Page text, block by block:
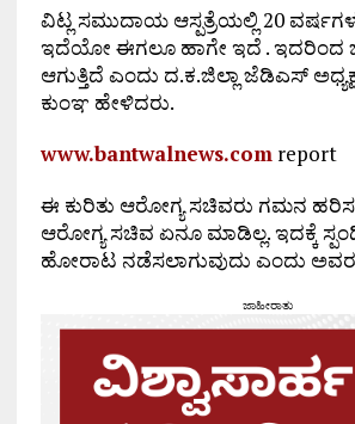
ವಿಟ್ಲ ಸಮುದಾಯ ಆಸ್ಪತ್ರೆಯಲ್ಲಿ 20
ಇದೆಯೋ ಈಗಲೂ ಹಾಗೇ ಇದೆ . ಇದರಿಂದ
ಆಗುತ್ತಿದೆ ಎಂದು ದ.ಕ.ಜಿಲ್ಲಾ ಜೆಡಿಎಸ್
ಕುಂಞ ಹೇಳಿದರು.
www.bantwalnews.comreport
ಈ ಕುರಿತು ಆರೋಗ್ಯ ಸಚಿವರು ಗಮನ
ಆರೋಗ್ಯ ಸಚಿವ ಏನೂ ಮಾಡಿಲ್ಲ. ಇದಕ್ಕೆ
ಹೋರಾಟ ನಡೆಸಲಾಗುವುದು ಎಂದು
ಜಾಹೀರಾತು